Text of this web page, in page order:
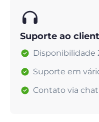
Suporte ao
Disponibilidade
Suporte em
Contato via